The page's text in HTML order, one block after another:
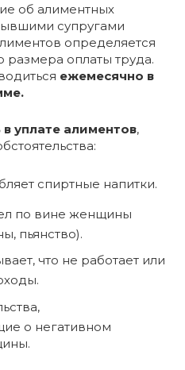
об алиментных
супругами
определяется
размера оплаты труда.
ежемесячно в
уплате алиментов,
спиртные напитки.
по вине женщины
пьянство).
что не работает или
о негативном